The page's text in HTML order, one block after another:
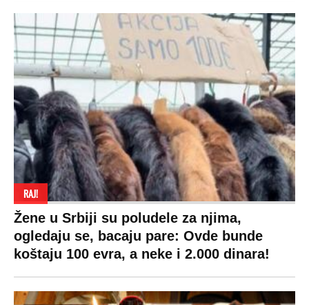
VESTI
Politika
Društvo
Hronika
Ekonomija
Beograd
Zasadi drvo
Kosovo
Sudbine
SHOWBIZ
Rijaliti
Zvezde
Holivud
Kviz
SPORT
Fudbal
Košarka
Tenis
Ostali sportovi
Navijači
Showtime
VIRALNO
Bizar
Svaštara
Tiktok
LIFESTYLE
Život
Zdravlje
Hi-Tech
SVET
Planeta
Globalno zagrevanje
Hrvatska
BiH
Crna Gora
MONDO INC.
Impressum
Kontakt
Politika o kolačićima
Uslovi korišćenja